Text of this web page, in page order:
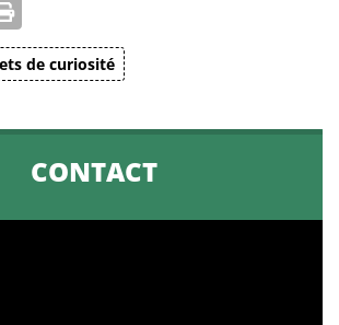
de curiosité
CONTACT